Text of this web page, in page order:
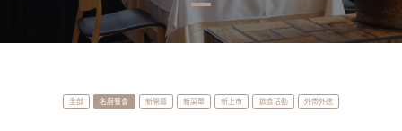
全部 名廚餐會 新開幕 新菜單 新上市 飲食活動 外帶外送